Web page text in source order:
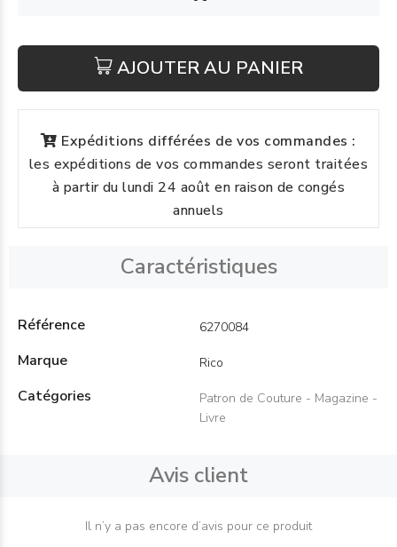
AJOUTER AU PANIER
Expéditions différées de vos commandes :
les expéditions de vos commandes seront traitées
à partir du lundi 24 août en raison de congés
annuels
Caractéristiques
Référence 6270084
Marque Rico
Catégories
Patron de Couture - Magazine -
Livre
Avis client
Il n’y a pas encore d’avis pour ce produit